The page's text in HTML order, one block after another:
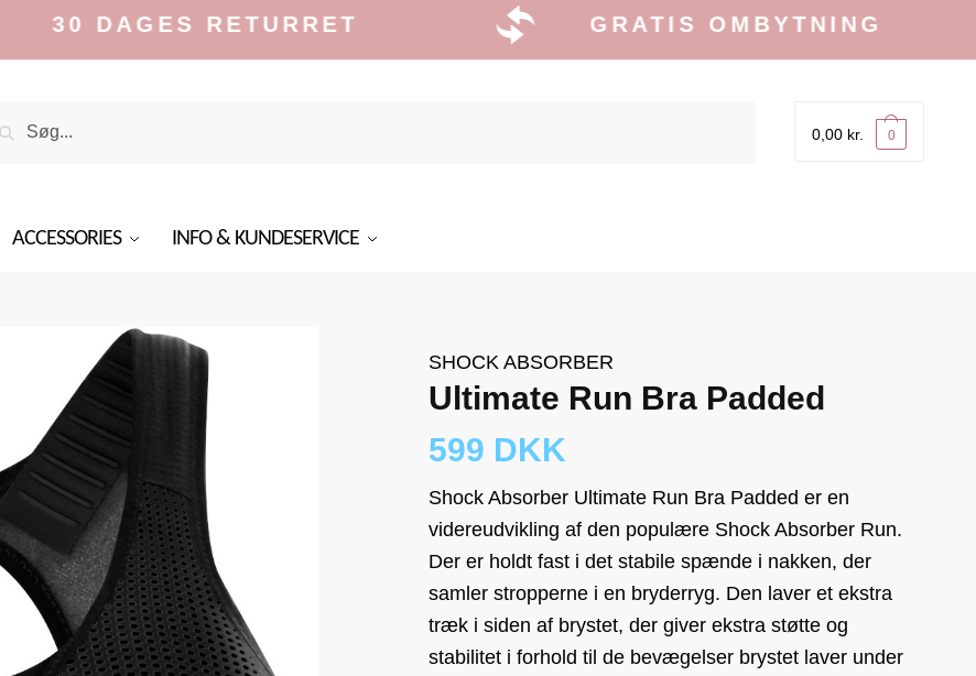
DAGES RETURRET GRATIS OMBYTNING
0,00 kr. 0
ACCESSORIES INFO & KUNDESERVICE
SHOCK ABSORBER
Ultimate Run Bra Padded
599 DKK
Shock Absorber Ultimate Run Bra Padded er en
videreudvikling af den populære Shock Absorber Run.
Der er holdt fast i det stabile spænde i nakken, der
samler stropperne i en bryderryg. Den laver et ekstra
træk i siden af brystet, der giver ekstra støtte og
stabilitet i forhold til de bevægelser brystet laver under